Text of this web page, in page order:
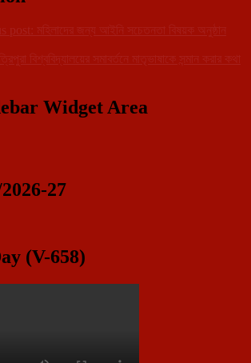
post:
মহিলাদের জন্য আইনি সচেতনতা বিষয়ক অনুষ্ঠান
ত্রিপুরা বিশ্ববিদ্যালয়ের সমাবর্তনে মাতৃভাষাকে সন্মান করার কথা
Widget Area
27
(V-658)